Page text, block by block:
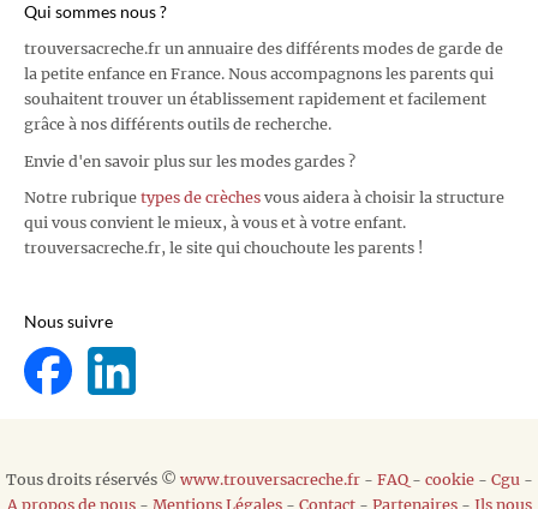
Qui sommes nous ?
trouversacreche.fr un annuaire des différents modes de garde de
la petite enfance en France. Nous accompagnons les parents qui
souhaitent trouver un établissement rapidement et facilement
grâce à nos différents outils de recherche.
Envie d'en savoir plus sur les modes gardes ?
Notre rubrique types de crèches vous aidera à choisir la structure
qui vous convient le mieux, à vous et à votre enfant.
trouversacreche.fr, le site qui chouchoute les parents !
Nous suivre
Tous droits réservés © www.trouversacreche.fr- FAQ- cookie- Cgu -
A propos de nous- Mentions Légales- Contact- Partenaires- Ils nous